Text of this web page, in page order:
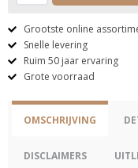
Grootste online
Snelle levering
Ruim 50 jaar ervaring
Grote voorraad
OMSCHRIJVING
DISCLAIMERS